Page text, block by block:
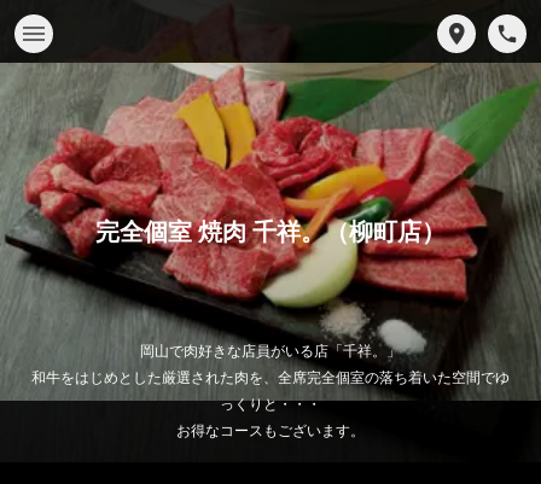
完全個室 焼肉 千祥。（柳町店）
岡山で肉好きな店員がいる店「千祥。」
和牛をはじめとした厳選された肉を、全席完全個室の落ち着いた空間でゆ
っくりと・・・
お得なコースもございます。